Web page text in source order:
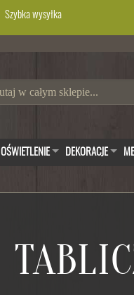
Szybka wysyłka
OŚWIETLENIE DEKORACJE